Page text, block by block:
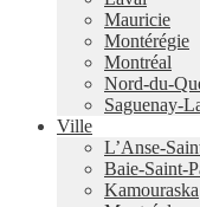
Mauricie
Montérégie
Montréal
Nord-du-
Saguenay-
Ville
L’Anse-
Baie-Saint-
Kamouraska